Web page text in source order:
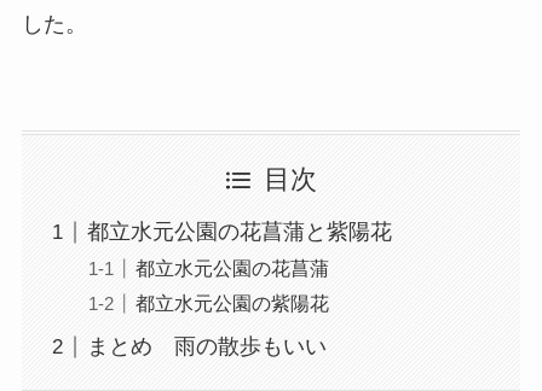
した。
目次
都立水元公園の花菖蒲と紫陽花
都立水元公園の花菖蒲
都立水元公園の紫陽花
まとめ 雨の散歩もいい